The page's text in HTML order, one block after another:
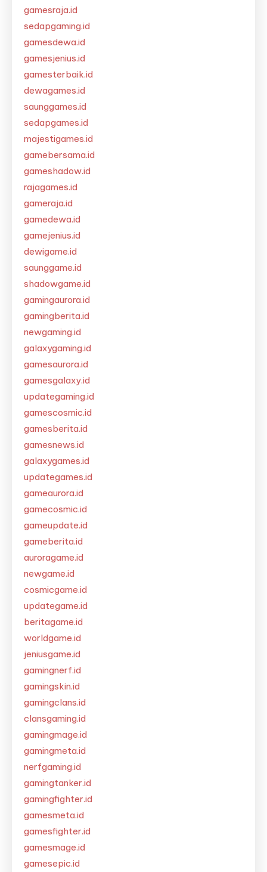
gamesraja.id
sedapgaming.id
gamesdewa.id
gamesjenius.id
gamesterbaik.id
dewagames.id
saunggames.id
sedapgames.id
majestigames.id
gamebersama.id
gameshadow.id
rajagames.id
gameraja.id
gamedewa.id
gamejenius.id
dewigame.id
saunggame.id
shadowgame.id
gamingaurora.id
gamingberita.id
newgaming.id
galaxygaming.id
gamesaurora.id
gamesgalaxy.id
updategaming.id
gamescosmic.id
gamesberita.id
gamesnews.id
galaxygames.id
updategames.id
gameaurora.id
gamecosmic.id
gameupdate.id
gameberita.id
auroragame.id
newgame.id
cosmicgame.id
updategame.id
beritagame.id
worldgame.id
jeniusgame.id
gamingnerf.id
gamingskin.id
gamingclans.id
clansgaming.id
gamingmage.id
gamingmeta.id
nerfgaming.id
gamingtanker.id
gamingfighter.id
gamesmeta.id
gamesfighter.id
gamesmage.id
gamesepic.id